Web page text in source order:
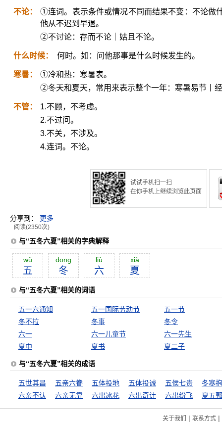
不论：
①连词。表示条件或情况不同而结果不变：不论做
他从不迟到早退。
②不讨论：存而不论｜姑且不论。
什么时候： 何时。如：问他那事是什么时候发生的。
寒暑：
①冷和热：寒暑表。
②冬天和夏天，常用来表示整个一年：寒暑易节丨
不管：
1.不顾，不考虑。
2.不过问。
3.不关，不涉及。
4.连词。不论。
试试手机扫一扫
在你手机上继续浏览此页面
分享到： 更多
阅读(2350次)
与“五冬六夏”相关的字典解释
wŭ
五
dōng
冬
liù
六
xià
夏
与“五冬六夏”相关的词语
五一六通知 五一国际劳动节
五一节
冬不拉
冬事
冬令
六一
六一儿童节
六一先生
夏中
夏书 夏二子
与“五冬六夏”相关的成语
五世其昌 五亲六眷 五体投地 五体投诚
五侯七贵
六亲不认
六亲无靠 六出冰花 六出奇计 六出纷飞 夏五
关于我们 | 联系方式|